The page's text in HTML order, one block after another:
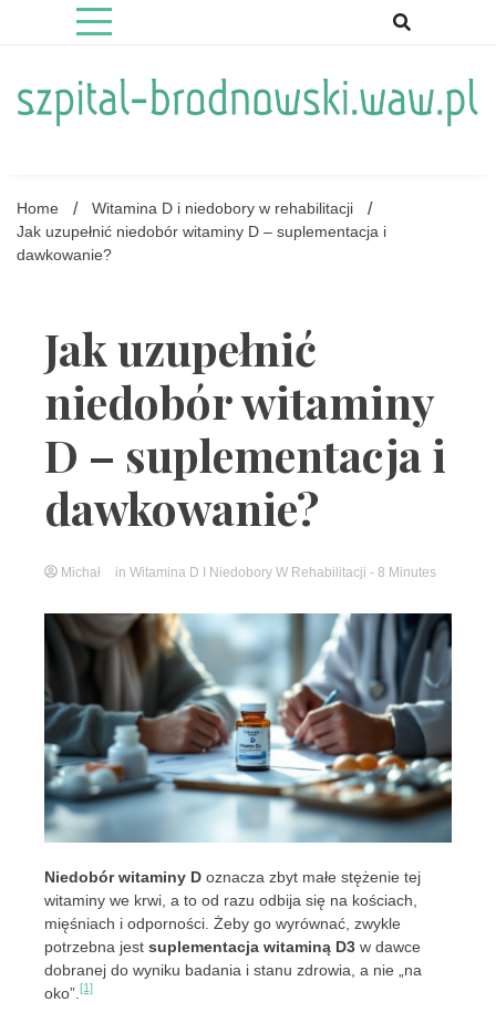
Home
Witamina D i niedobory w rehabilitacji
Jak uzupełnić niedobór witaminy D – suplementacja i
dawkowanie?
Jak uzupełnić
niedobór witaminy
D – suplementacja i
dawkowanie?
Michał in Witamina D I Niedobory W Rehabilitacji - 8 Minutes
Niedobór witaminy D oznacza zbyt małe stężenie tej
witaminy we krwi, a to od razu odbija się na kościach,
mięśniach i odporności. Żeby go wyrównać, zwykle
potrzebna jest suplementacja witaminą D3 w dawce
dobranej do wyniku badania i stanu zdrowia, a nie „na
oko”. [1]